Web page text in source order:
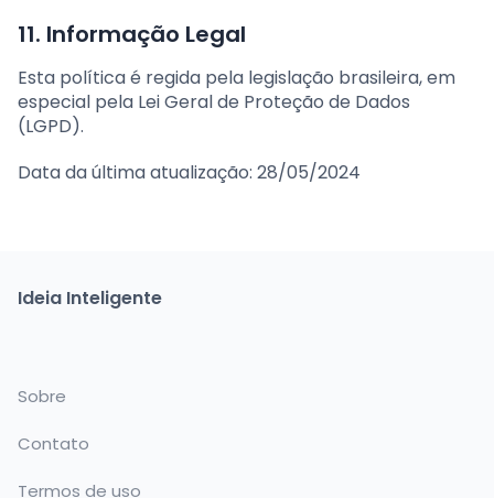
11. Informação Legal
Esta política é regida pela legislação brasileira, em
especial pela Lei Geral de Proteção de Dados
(LGPD).
Data da última atualização: 28/05/2024
Ideia Inteligente
Sobre
Contato
Termos de uso